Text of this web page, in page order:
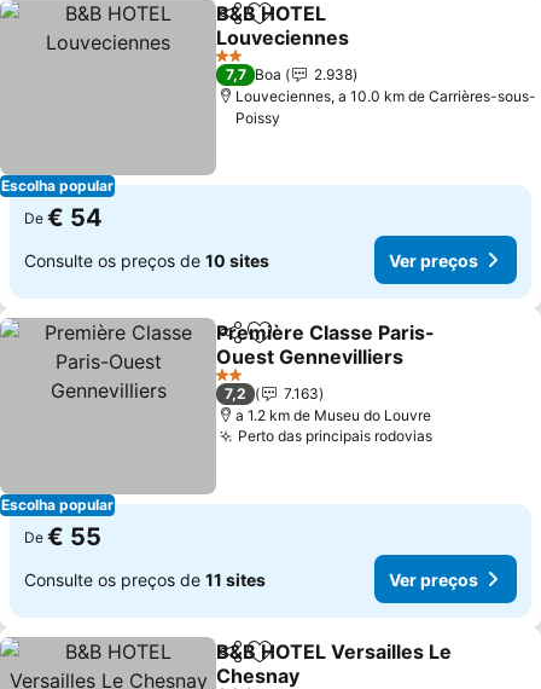
Escolha popular
PartilharAdicionar aos favoritos
B&B HOTEL
Louveciennes
2 Estrelas
7,7 Boa
2.938
Louveciennes, a 10.0 km de Carrières-sous-
Poissy
De € 54
Consulte os preços de 10 sites Ver preços
Escolha popular
PartilharAdicionar aos favoritos
Première Classe Paris-
Ouest Gennevilliers
2 Estrelas
7,2
7.163
a 1.2 km de Museu do Louvre
Perto das principais rodovias
De € 55
Consulte os preços de 11 sites Ver preços
PartilharAdicionar aos favoritos
B&B HOTEL Versailles Le
Chesnay